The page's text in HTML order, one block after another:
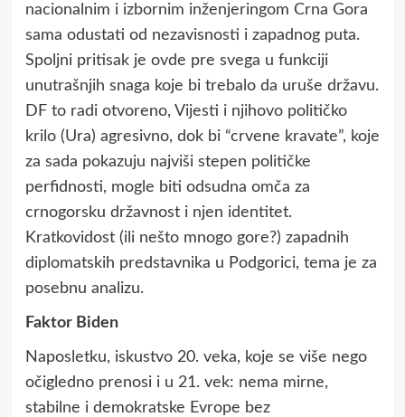
nacionalnim i izbornim inženjeringom Crna Gora
sama odustati od nezavisnosti i zapadnog puta.
Spoljni pritisak je ovde pre svega u funkciji
unutrašnjih snaga koje bi trebalo da uruše državu.
DF to radi otvoreno, Vijesti i njihovo političko
krilo (Ura) agresivno, dok bi “crvene kravate”, koje
za sada pokazuju najviši stepen političke
perfidnosti, mogle biti odsudna omča za
crnogorsku državnost i njen identitet.
Kratkovidost (ili nešto mnogo gore?) zapadnih
diplomatskih predstavnika u Podgorici, tema je za
posebnu analizu.
Faktor Biden
Naposletku, iskustvo 20. veka, koje se više nego
očigledno prenosi i u 21. vek: nema mirne,
stabilne i demokratske Evrope bez